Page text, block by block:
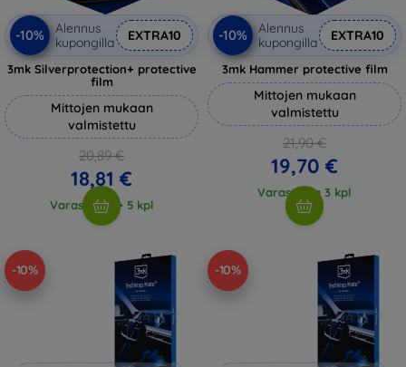
-10%
Alennus
kupongilla
EXTRA10
3mk Silverprotection+ protective
film
Mittojen mukaan
valmistettu
20,89 €
18,81 €
Varastossa > 5 kpl
-10%
Alennus
kupongilla
EXTRA10
3mk Hammer protective film
Mittojen mukaan
valmistettu
21,90 €
19,70 €
Varastossa 3 kpl
-10% -10%